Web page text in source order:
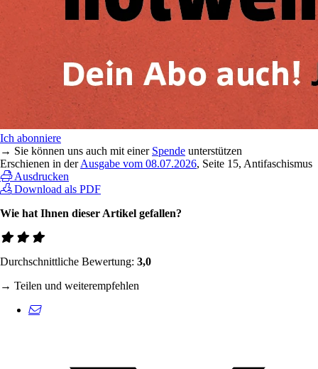
Ich abonniere
→ Sie können uns auch mit einer Spende unterstützen
Erschienen in derAusgabe vom 08.07.2026, Seite 15, Antifaschismus
Ausdrucken
Download als PDF
Wie hat Ihnen dieser Artikel gefallen?
Durchschnittliche Bewertung: 3,0
→ Teilen und weiterempfehlen